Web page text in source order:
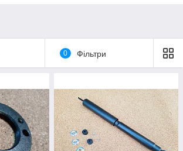
0 Фільтри